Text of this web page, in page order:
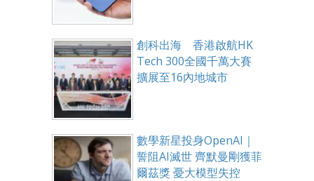
創科出海 香港啟航HK
Tech 300全國千萬大賽
擴展至16內地城市
數學新星投身OpenAI｜
誓阻AI滅世 齊默曼剛獲菲
爾茲獎 憂大模型失控